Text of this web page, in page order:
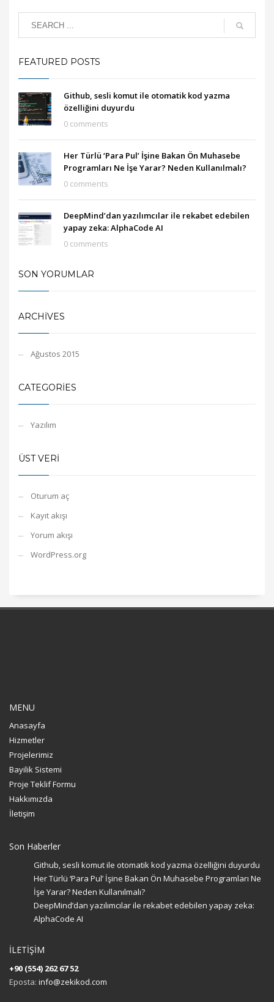
FEATURED POSTS
Github, sesli komut ile otomatik kod yazma
özelliğini duyurdu
0 comments
Her Türlü ‘Para Pul’ İşine Bakan Ön Muhasebe
Programları Ne İşe Yarar? Neden Kullanılmalı?
0 comments
DeepMind’dan yazılımcılar ile rekabet edebilen
yapay zeka: AlphaCode AI
0 comments
SON YORUMLAR
ARCHIVES
Ağustos 2015
CATEGORIES
Yazılım
ÜST VERI
Oturum aç
Kayıt akışı
Yorum akışı
WordPress.org
MENU
Anasayfa
Hizmetler
Projelerimiz
Bayilik Sistemi
Proje Teklif Formu
Hakkımızda
İletişim
Son Haberler
Github, sesli komut ile otomatik kod yazma özelliğini duyurdu
Her Türlü ‘Para Pul’ İşine Bakan Ön Muhasebe Programları Ne
İşe Yarar? Neden Kullanılmalı?
DeepMind’dan yazılımcılar ile rekabet edebilen yapay zeka:
AlphaCode AI
İLETİŞİM
+90 (554) 262 67 52
Eposta: info@zekikod.com